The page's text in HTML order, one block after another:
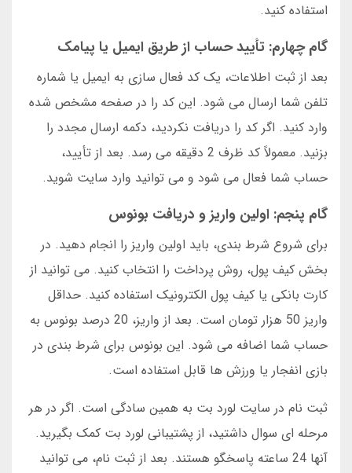
استفاده کنید.
گام چهارم: تأیید حساب از طریق ایمیل یا پیامک
بعد از ثبت اطلاعات، یک کد فعال سازی به ایمیل یا شماره
تلفن شما ارسال می شود. این کد را در صفحه مشخص شده
وارد کنید. اگر کد را دریافت نکردید، دکمه ارسال مجدد را
بزنید. معمولاً کد ظرف 2 دقیقه می رسد. بعد از تأیید،
حساب شما فعال می شود و می توانید وارد سایت شوید.
گام پنجم: اولین واریز و دریافت بونوس
برای شروع شرط بندی، باید اولین واریز را انجام دهید. در
بخش کیف پول، روش پرداخت را انتخاب کنید. می توانید از
کارت بانکی یا کیف پول الکترونیک استفاده کنید. حداقل
واریز 50 هزار تومان است. بعد از واریز، 20 درصد بونوس به
حساب شما اضافه می شود. این بونوس برای شرط بندی در
بازی انفجار یا ورزش ها قابل استفاده است.
ثبت نام در سایت لورد بت به همین سادگی است. اگر در هر
مرحله ای سوال داشتید، از پشتیبانی لورد بت کمک بگیرید.
آنها 24 ساعته پاسخگو هستند. بعد از ثبت نام، می توانید